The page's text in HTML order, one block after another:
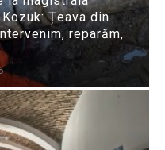
Țeava din
reparăm,